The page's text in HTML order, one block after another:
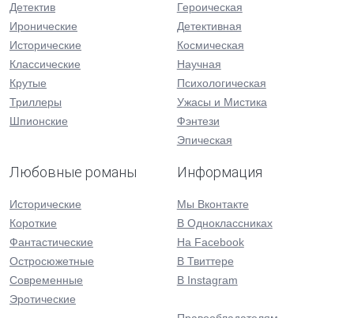
Детектив
Иронические
Исторические
Классические
Крутые
Триллеры
Шпионские
Героическая
Детективная
Космическая
Научная
Психологическая
Ужасы и Мистика
Фэнтези
Эпическая
Любовные романы
Исторические
Короткие
Фантастические
Остросюжетные
Современные
Эротические
Информация
Мы Вконтакте
В Одноклассниках
На Facebook
В Твиттере
В Instagram